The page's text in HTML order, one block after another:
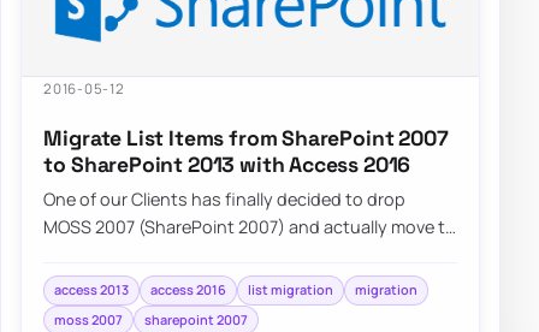
2016-05-12
Migrate List Items from SharePoint 2007
to SharePoint 2013 with Access 2016
One of our Clients has finally decided to drop
MOSS 2007 (SharePoint 2007) and actually move to
access 2013 access 2016 list migration
migration
moss 2007
sharepoint 2007